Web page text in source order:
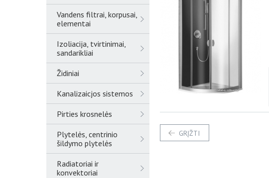
Vandens filtrai, korpusai,
elementai
Izoliacija, tvirtinimai,
sandarikliai
Židiniai
Kanalizaicjos sistemos
Pirties krosnelės
Plytelės, centrinio
šildymo plytelės
Radiatoriai ir
konvektoriai
GRĮŽTI